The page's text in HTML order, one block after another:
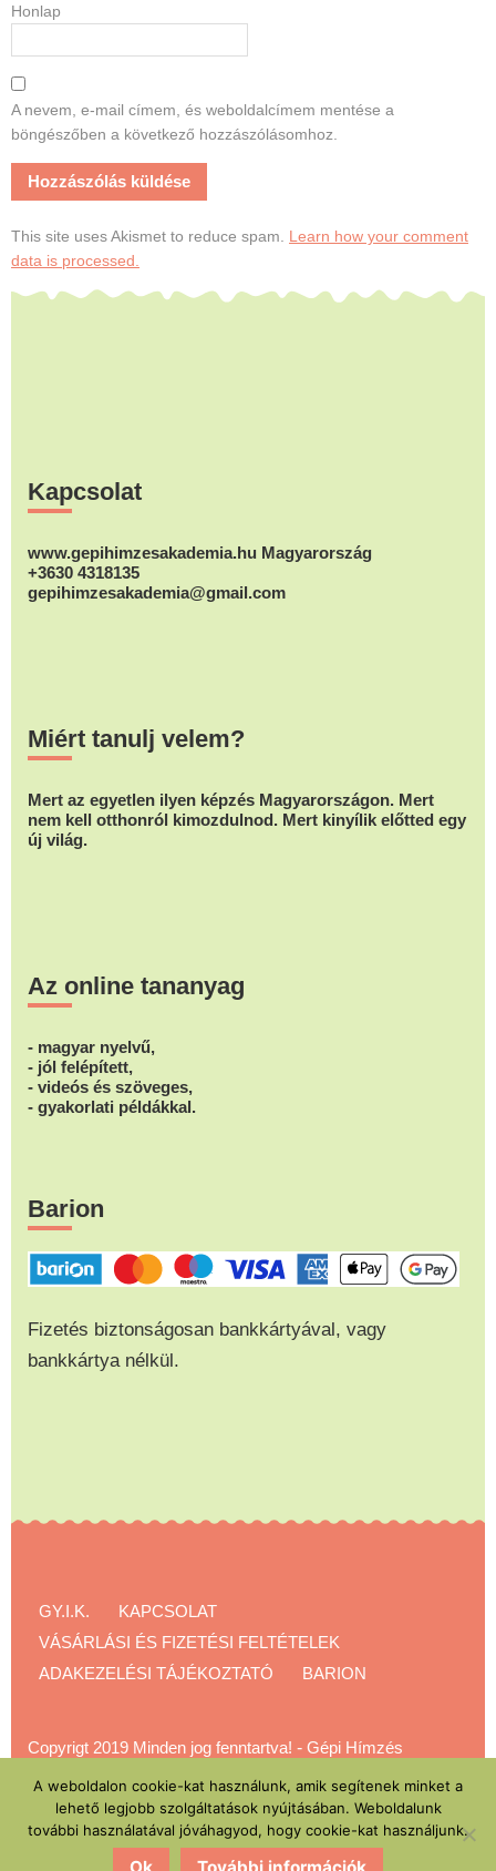
Honlap
A nevem, e-mail címem, és weboldalcímem mentése a
böngészőben a következő hozzászólásomhoz.
This site uses Akismet to reduce spam. Learn how your comment
data is processed.
Kapcsolat
www.gepihimzesakademia.hu Magyarország
+3630 4318135
gepihimzesakademia@gmail.com
Miért tanulj velem?
Mert az egyetlen ilyen képzés Magyarországon. Mert
nem kell otthonról kimozdulnod. Mert kinyílik előtted egy
új világ.
Az online tananyag
- magyar nyelvű,
- jól felépített,
- videós és szöveges,
- gyakorlati példákkal.
Barion
Fizetés biztonságosan bankkártyával, vagy
bankkártya nélkül.
GY.I.K.
KAPCSOLAT
VÁSÁRLÁSI ÉS FIZETÉSI FELTÉTELEK
ADAKEZELÉSI TÁJÉKOZTATÓ
BARION
Copyrigt 2019 Minden jog fenntartva! - Gépi Hímzés
A weboldalon cookie-kat használunk, amik segítenek minket a
lehető legjobb szolgáltatások nyújtásában. Weboldalunk
további használatával jóváhagyod, hogy cookie-kat használjunk.